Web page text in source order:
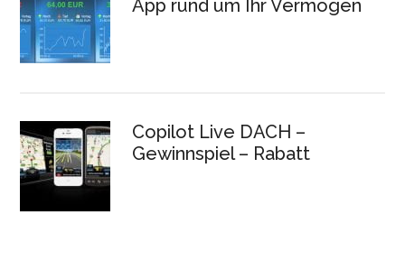
App rund um Ihr Vermögen
Copilot Live DACH –
Gewinnspiel – Rabatt